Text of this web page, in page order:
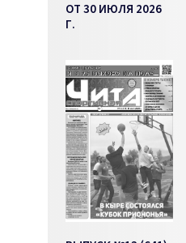
ОТ 30 ИЮЛЯ 2026
Г.